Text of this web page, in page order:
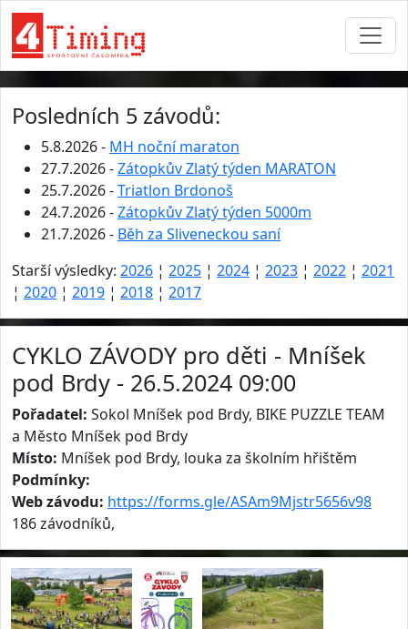
Posledních 5 závodů:
5.8.2026 - MH noční maraton
27.7.2026 -Zátopkův Zlatý týden MARATON
25.7.2026 -Triatlon Brdonoš
24.7.2026 -Zátopkův Zlatý týden 5000m
21.7.2026 - Běh za Sliveneckou saní
Starší výsledky: 2026 ¦ 2025 ¦ 2024 ¦ 2023 ¦ 2022 ¦ 2021
¦ 2020 ¦ 2019 ¦ 2018 ¦ 2017
CYKLO ZÁVODY pro děti - Mníšek
pod Brdy - 26.5.2024 09:00
Pořadatel: Sokol Mníšek pod Brdy, BIKE PUZZLE TEAM
a Město Mníšek pod Brdy
Místo: Mníšek pod Brdy, louka za školním hřištěm
Podmínky:
Web závodu: https://forms.gle/ASAm9Mjstr5656v98
186 závodníků,